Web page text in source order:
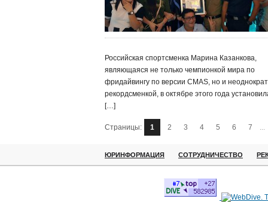
Российская спортсменка Марина Казанкова,
являющаяся не только чемпионкой мира по
фридайвингу по версии CMAS, но и
рекордсменкой, в октябре этого года
[…]
Страницы: 1 2 3 4 5 6 7 ...
ЮРИНФОРМАЦИЯ СОТРУДНИЧЕСТВО